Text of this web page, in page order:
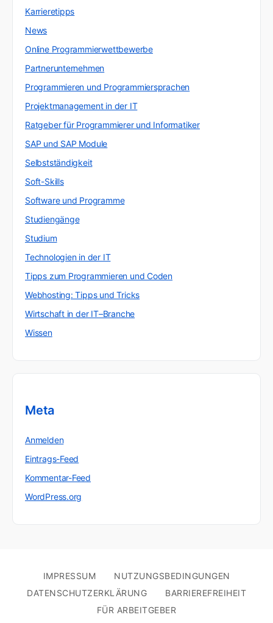
Karrieretipps
News
Online Programmierwettbewerbe
Partnerunternehmen
Programmieren und Programmiersprachen
Projektmanagement in der IT
Ratgeber für Programmierer und Informatiker
SAP und SAP Module
Selbstständigkeit
Soft-Skills
Software und Programme
Studiengänge
Studium
Technologien in der IT
Tipps zum Programmieren und Coden
Webhosting: Tipps und Tricks
Wirtschaft in der IT–Branche
Wissen
Meta
Anmelden
Eintrags-Feed
Kommentar-Feed
WordPress.org
IMPRESSUM
NUTZUNGSBEDINGUNGEN
DATENSCHUTZERKLÄRUNG
BARRIEREFREIHEIT
FÜR ARBEITGEBER